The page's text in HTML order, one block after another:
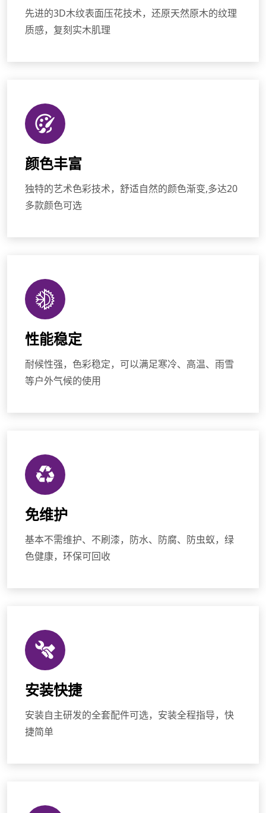
先进的3D木纹表面压花技术，还原天然原木的纹理
质感，复刻实木肌理
颜色丰富
独特的艺术色彩技术，舒适自然的颜色渐变,多达20
多款颜色可选
性能稳定
耐候性强，色彩稳定，可以满足寒冷、高温、雨雪
等户外气候的使用
免维护
基本不需维护、不刷漆，防水、防腐、防虫蚁，绿
色健康，环保可回收
安装快捷
安装自主研发的全套配件可选，安装全程指导，快
捷简单